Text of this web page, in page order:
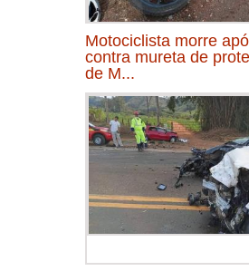
Motociclista morre
contra mureta de
de M...